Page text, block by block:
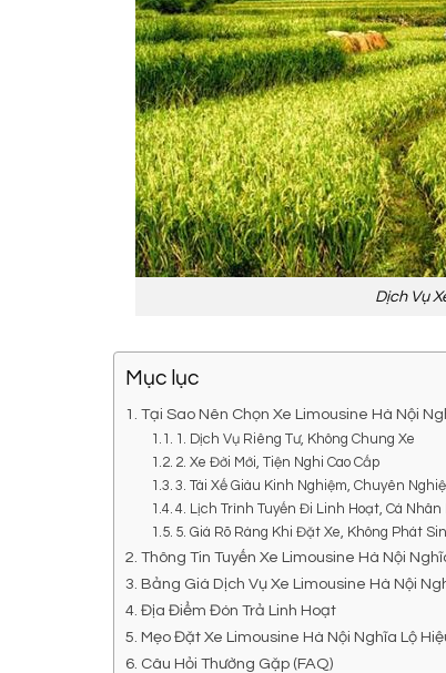
Dịch Vụ
Mục lục
Tại Sao Nên Chọn Xe Limousine Hà Nội
1. Dịch Vụ Riêng Tư, Không Chung Xe
2. Xe Đời Mới, Tiện Nghi Cao Cấp
3. Tài Xế Giàu Kinh Nghiệm, Chuyên
4. Lịch Trình Tuyến Đi Linh Hoạt, Cá Nhân
5. Giá Rõ Ràng Khi Đặt Xe, Không Phát
Thông Tin Tuyến Xe Limousine Hà Nội
Bảng Giá Dịch Vụ Xe Limousine Hà Nội
Địa Điểm Đón Trả Linh Hoạt
Mẹo Đặt Xe Limousine Hà Nội Nghĩa Lộ
Câu Hỏi Thường Gặp (FAQ)